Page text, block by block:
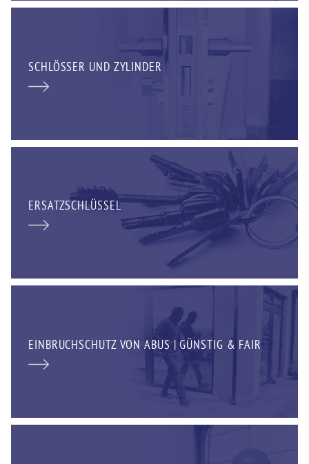
SCHLÖSSER UND ZYLINDER
ERSATZSCHLÜSSEL
EINBRUCHSCHUTZ VON ABUS | GÜNSTIG & FAIR